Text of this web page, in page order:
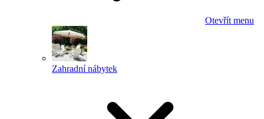
Otevřít menu
Zahradní nábytek